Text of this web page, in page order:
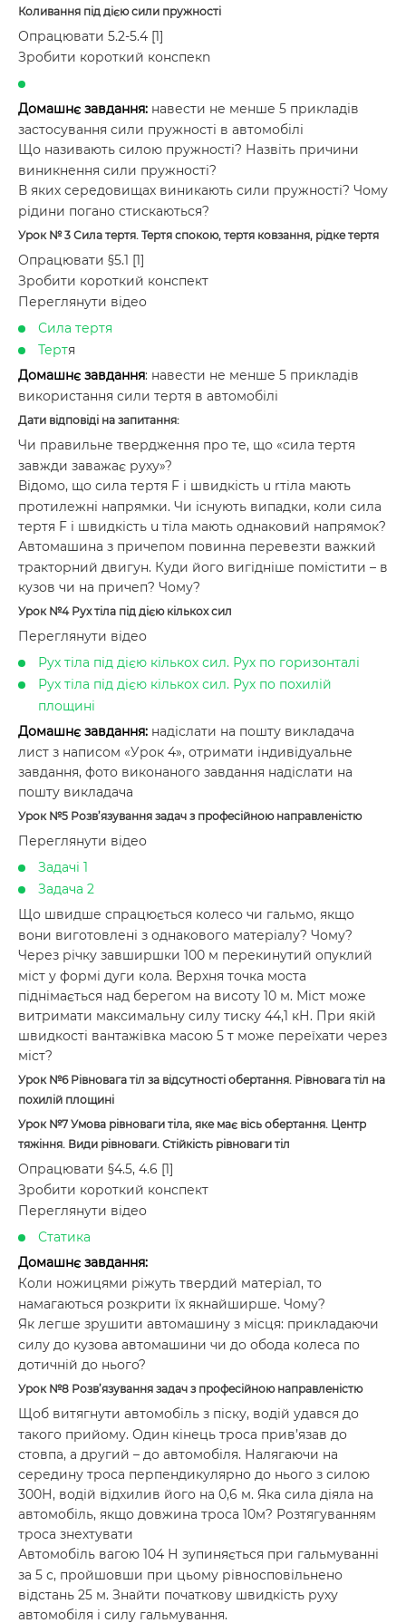
Коливання під дією сили пружності
Опрацювати 5.2-5.4 [1]
Зробити короткий конспекn
Домашнє завдання: навести не менше 5 прикладів
застосування сили пружності в автомобілі
Що називають силою пружності? Назвіть причини
виникнення сили пружності?
В яких середовищах виникають сили пружності? Чому
рідини погано стискаються?
Урок № 3 Сила тертя. Тертя спокою, тертя ковзання, рідке тертя
Опрацювати §5.1 [1]
Зробити короткий конспект
Переглянути відео
Сила тертя
Тертя
Домашнє завдання: навести не менше 5 прикладів
використання сили тертя в автомобілі
Дати відповіді на запитання:
Чи правильне твердження про те, що «сила тертя
завжди заважає руху»?
Відомо, що сила тертя F і швидкість u rтіла мають
протилежні напрямки. Чи існують випадки, коли сила
тертя F і швидкість u тіла мають однаковий напрямок?
Автомашина з причепом повинна перевезти важкий
тракторний двигун. Куди його вигідніше помістити – в
кузов чи на причеп? Чому?
Урок №4 Рух тіла під дією кількох сил
Переглянути відео
Рух тіла під дією кількох сил. Рух по горизонталі
Рух тіла під дією кількох сил. Рух по похилій
площині
Домашнє завдання: надіслати на пошту викладача
лист з написом «Урок 4», отримати індивідуальне
завдання, фото виконаного завдання надіслати на
пошту викладача
Урок №5 Розв’язування задач з професійною направленістю
Переглянути відео
Задачі 1
Задача 2
Що швидше спрацюється колесо чи гальмо, якщо
вони виготовлені з однакового матеріалу? Чому?
Через річку завширшки 100 м перекинутий опуклий
міст у формі дуги кола. Верхня точка моста
піднімається над берегом на висоту 10 м. Міст може
витримати максимальну силу тиску 44,1 кН. При якій
швидкості вантажівка масою 5 т може переїхати через
міст?
Урок №6 Рівновага тіл за відсутності обертання. Рівновага тіл на
похилій площині
Урок №7 Умова рівноваги тіла, яке має вісь обертання. Центр
тяжіння. Види рівноваги. Стійкість рівноваги тіл
Опрацювати §4.5, 4.6 [1]
Зробити короткий конспект
Переглянути відео
Статика
Домашнє завдання:
Коли ножицями ріжуть твердий матеріал, то
намагаються розкрити їх якнайширше. Чому?
Як легше зрушити автомашину з місця: прикладаючи
силу до кузова автомашини чи до обода колеса по
дотичній до нього?
Урок №8 Розв’язування задач з професійною направленістю
Щоб витягнути автомобіль з піску, водій удався до
такого прийому. Один кінець троса прив’язав до
стовпа, а другий – до автомобіля. Налягаючи на
середину троса перпендикулярно до нього з силою
300Н, водій відхилив його на 0,6 м. Яка сила діяла на
автомобіль, якщо довжина троса 10м? Розтягуванням
троса знехтувати
Автомобіль вагою 104 Н зупиняється при гальмуванні
за 5 с, пройшовши при цьому рівносповільнено
відстань 25 м. Знайти початкову швидкість руху
автомобіля і силу гальмування.